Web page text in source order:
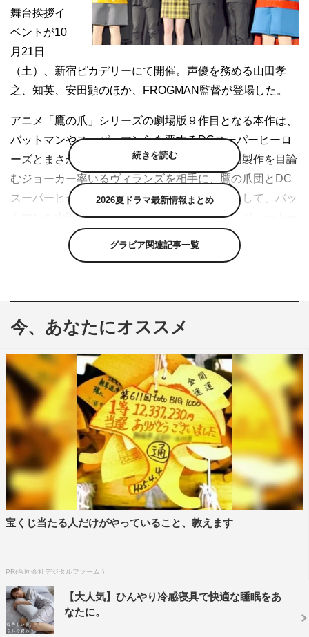
舞台挨拶イ
ベントが10
月21日
（土）、新宿ピカデリーにて開催。声優を務める山田孝
之、知英、安田顕のほか、FROGMAN監督が登場した。
アニメ「鷹の爪」シリーズの劇場版９作目となる本作は、
バットマンやスーパーマンらを要するDCスーパーヒーロ
ーズとまさかのコラボ。不当に稼いだ金で映画製作を目論
むジョーカー率いるヴィランズを相手に、鷹の爪団とDC
スーパーヒーローズが共闘する。ゲスト声優として、バッ
トマンを山田孝之、ハーレイ・クインを知英、ジョーカー
を安田顕が演じる。
背面には「予算崩壊」と大きくプリントされており、
FROGMAN監督は「計画的に予算を使っていたつもりが、
式場でやっちゃったり、キャストの皆さんも豪華ですし、
今日の舞台挨拶の予算を残していなかったと宣伝プロデュ
ーサーからガチで言われて（笑）」と理由を告白。続けて
Tシャツの題字が伊集院静氏のものだと明かされると、安
田が「それで予算崩壊じゃないですか？大丈夫ですか？」
と心配顔。
アフレコスペースが畳一畳分しかなく、狭くて暑かったと
愚痴をこぼした山田。知英も「私もそこでした」と語る
中、安田は「僕すっごい快適なところでやらせていただい
ス60センチぐらいでしたよ!?何で!?」」と“格差”を嘆き、
爆笑に包まれながらも、壇上はやや険悪ムードに。
FROGMAN監督は苦笑いを浮かべつつ「何でヤスケンさん
それ言っちゃうんですか。次の話いきましょう（笑）」と
続きを読む
2026夏ドラマ最新情報まとめ
グラビア関連記事一覧
今、あなたにオススメ
宝くじ当たる人だけがやっていること、教えます
PR(合同会社デジタルファーム )
【大人気】ひんやり冷感寝具で快適な睡眠をあ
なたに。